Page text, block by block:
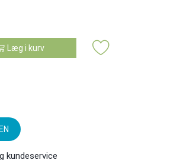
Læg i kurv
kundeservice